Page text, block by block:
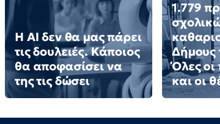
Η AI δεν θα μας πάρει
τις δουλειές. Κάποιος
θα αποφασίσει να
της τις δώσει
1.779
Δήμους
Όλες οι
και οι